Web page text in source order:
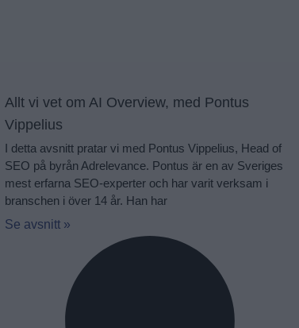
Allt vi vet om AI Overview, med Pontus
Vippelius
I detta avsnitt pratar vi med Pontus Vippelius, Head of
SEO på byrån Adrelevance. Pontus är en av Sveriges
mest erfarna SEO-experter och har varit verksam i
branschen i över 14 år. Han har
Se avsnitt »